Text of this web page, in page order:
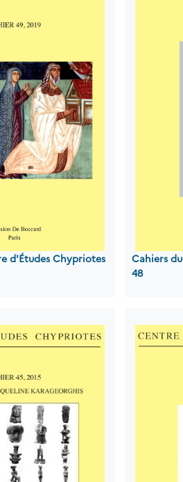
d'Études Chypriotes
Cahiers
48